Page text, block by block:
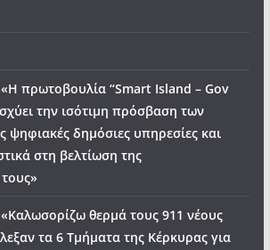
πρωτοβουλία “Smart Island – Gov
την ισότιμη πρόσβαση των
ψηφιακές δημόσιες υπηρεσίες και
στη βελτίωση της
θερμά τους 911 νέους
τα 6 Τμήματα της Κέρκυρας για